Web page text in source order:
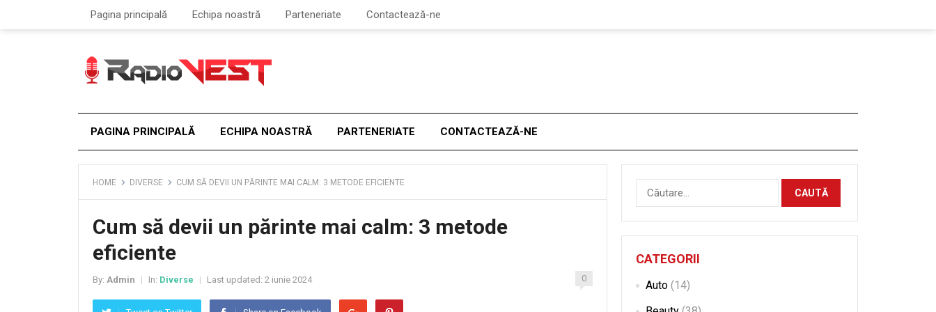
Pagina principală Echipa noastră Parteneriate Contactează-ne
PAGINA PRINCIPALĂ ECHIPA NOASTRĂ PARTENERIATE CONTACTEAZĂ-NE
HOME DIVERSE CUM SĂ DEVII UN PĂRINTE MAI CALM: 3 METODE EFICIENTE
Cum să devii un părinte mai calm: 3 metode
eficiente
By: Admin In: Diverse Last updated: 2 iunie 2024 0
Caută
după:
CATEGORII
Auto (14)